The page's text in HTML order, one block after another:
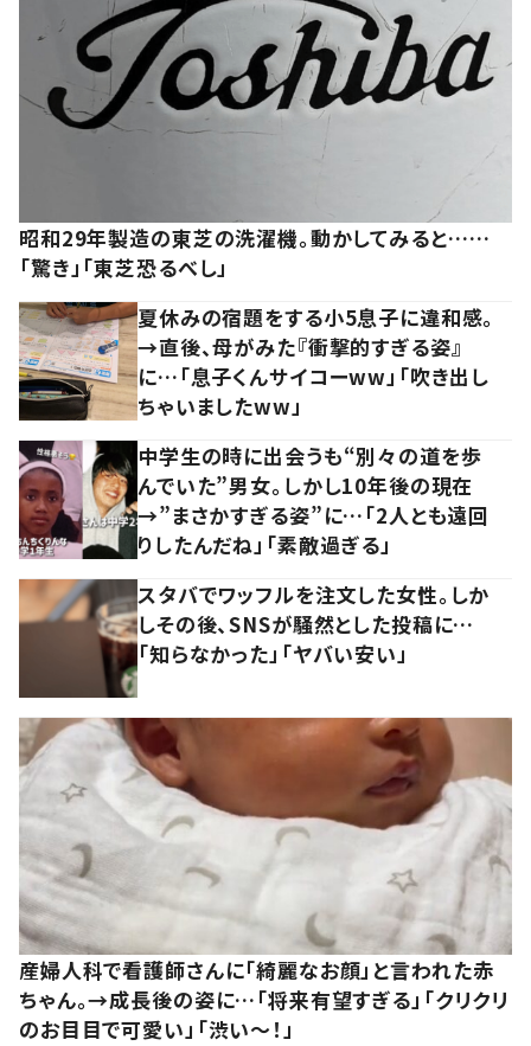
昭和29年製造の東芝の洗濯機。動かしてみると……
「驚き」「東芝恐るべし」
夏休みの宿題をする小5息子に違和感。
→直後、母がみた『衝撃的すぎる姿』
に…「息子くんサイコーww」「吹き出し
ちゃいましたww」
中学生の時に出会うも“別々の道を歩
んでいた”男女。しかし10年後の現在
→”まさかすぎる姿”に…「2人とも遠回
りしたんだね」「素敵過ぎる」
スタバでワッフルを注文した女性。しか
しその後、SNSが騒然とした投稿に…
「知らなかった」「ヤバい安い」
産婦人科で看護師さんに「綺麗なお顔」と言われた赤
ちゃん。→成長後の姿に…「将来有望すぎる」「クリクリ
のお目目で可愛い」「渋い～！」